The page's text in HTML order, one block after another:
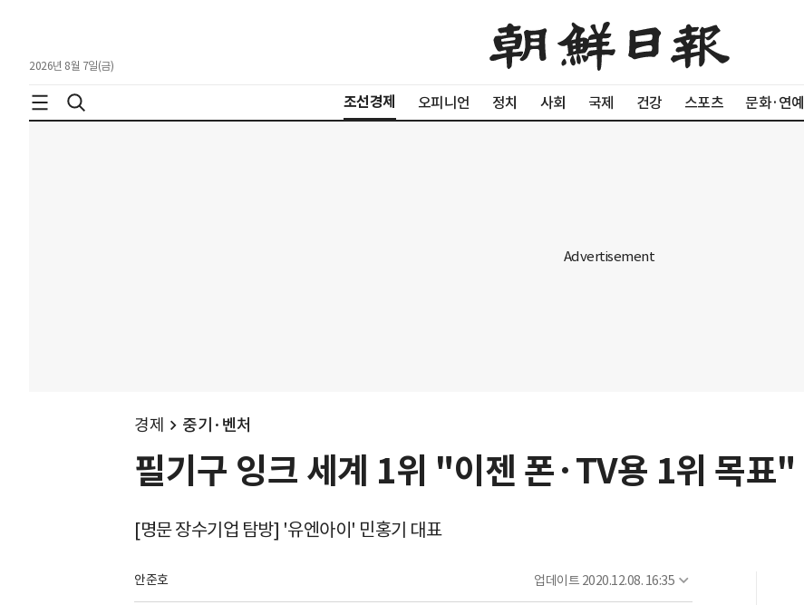
2026년 8월 7일(금)
조선경제 오피니언 정치 사회 국제 건강 스포츠 문화·연예
경제 중기·벤처
필기구 잉크 세계 1위 "이젠 폰·TV용 1위 목표"
[명문 장수기업 탐방] '유엔아이' 민홍기 대표
안준호 업데이트 2020.12.08. 16:35